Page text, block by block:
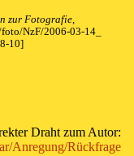
zur Fotografie
foto/NzF/2006-03-14_
10]
Draht zum Au­tor:
An­re­gung/Rück­fra­ge